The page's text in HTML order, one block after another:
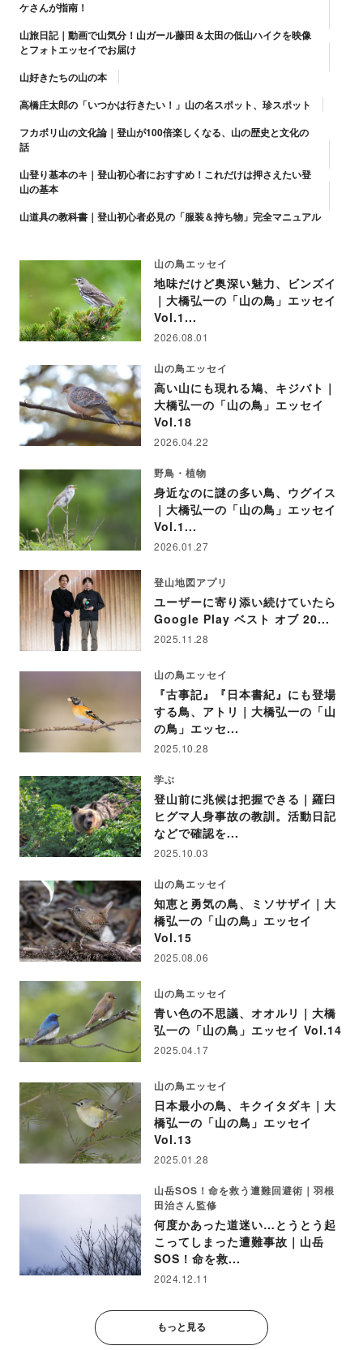
ケさんが指南！
山旅日記｜動画で山気分！山ガール藤田＆太田の低山ハイクを映像
とフォトエッセイでお届け
山好きたちの山の本
高橋庄太郎の「いつかは行きたい！」山の名スポット、珍スポット
フカボリ山の文化論｜登山が100倍楽しくなる、山の歴史と文化の
話
山登り基本のキ｜登山初心者におすすめ！これだけは押さえたい登
山の基本
山道具の教科書｜登山初心者必見の「服装＆持ち物」完全マニュアル
山の鳥エッセイ
地味だけど奥深い魅力、ビンズイ
｜大橋弘一の「山の鳥」エッセイ
Vol.1...
2026.08.01
山の鳥エッセイ
高い山にも現れる鳩、キジバト｜
大橋弘一の「山の鳥」エッセイ
Vol.18
2026.04.22
野鳥・植物
身近なのに謎の多い鳥、ウグイス
｜大橋弘一の「山の鳥」エッセイ
Vol.1...
2026.01.27
登山地図アプリ
ユーザーに寄り添い続けていたら
Google Play ベスト オブ 20...
2025.11.28
山の鳥エッセイ
『古事記』『日本書紀』にも登場
する鳥、アトリ｜大橋弘一の「山
の鳥」エッセ...
2025.10.28
学ぶ
登山前に兆候は把握できる｜羅臼
ヒグマ人身事故の教訓。活動日記
などで確認を...
2025.10.03
山の鳥エッセイ
知恵と勇気の鳥、ミソサザイ｜大
橋弘一の「山の鳥」エッセイ
Vol.15
2025.08.06
山の鳥エッセイ
青い色の不思議、オオルリ｜大橋
弘一の「山の鳥」エッセイ Vol.14
2025.04.17
山の鳥エッセイ
日本最小の鳥、キクイタダキ｜大
橋弘一の「山の鳥」エッセイ
Vol.13
2025.01.28
山岳SOS！命を救う遭難回避術｜羽根
田治さん監修
何度かあった道迷い…とうとう起
こってしまった遭難事故｜山岳
SOS！命を救...
2024.12.11
もっと見る